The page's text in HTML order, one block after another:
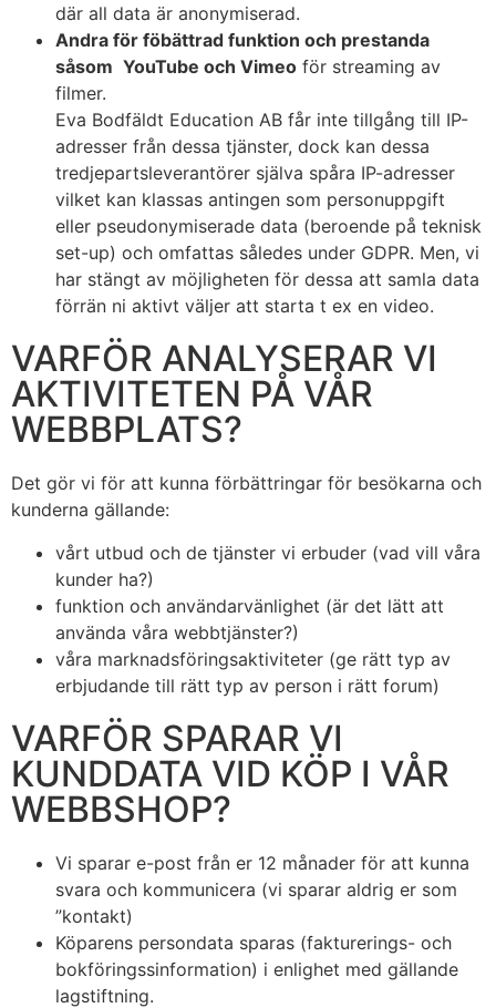
där all data är anonymiserad.
Andra för föbättrad funktion och prestanda
såsom YouTube och Vimeo för streaming av
filmer.
Eva Bodfäldt Education AB får inte tillgång till IP-
adresser från dessa tjänster, dock kan dessa
tredjepartsleverantörer själva spåra IP-adresser
vilket kan klassas antingen som personuppgift
eller pseudonymiserade data (beroende på teknisk
set-up) och omfattas således under GDPR. Men, vi
har stängt av möjligheten för dessa att samla data
förrän ni aktivt väljer att starta t ex en video.
VARFÖR ANALYSERAR VI
AKTIVITETEN PÅ VÅR
WEBBPLATS?
Det gör vi för att kunna förbättringar för besökarna och
kunderna gällande:
vårt utbud och de tjänster vi erbuder (vad vill våra
kunder ha?)
funktion och användarvänlighet (är det lätt att
använda våra webbtjänster?)
våra marknadsföringsaktiviteter (ge rätt typ av
erbjudande till rätt typ av person i rätt forum)
VARFÖR SPARAR VI
KUNDDATA VID KÖP I VÅR
WEBBSHOP?
Vi sparar e-post från er 12 månader för att kunna
svara och kommunicera (vi sparar aldrig er som
”kontakt)
Köparens persondata sparas (fakturerings- och
bokföringssinformation) i enlighet med gällande
lagstiftning.